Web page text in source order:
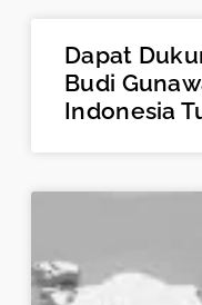
Dapat
Budi
Indonesia